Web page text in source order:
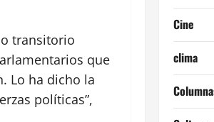
transitorio
que
Lo ha dicho la
políticas”,
Cine
clima